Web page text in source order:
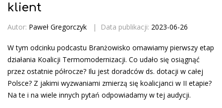
klient
Autor: Paweł Gregorczyk | Data publikacji: 2023-06-26
W tym odcinku podcastu Branżowisko omawiamy pierwszy etap
działania Koalicji Termomodernizacji. Co udało się osiągnąć
przez ostatnie półrocze? Ilu jest doradców ds. dotacji w całej
Polsce? Z jakimi wyzwaniami zmierzą się koalicjanci w II etapie?
Na te i na wiele innych pytań odpowiadamy w tej audycji.